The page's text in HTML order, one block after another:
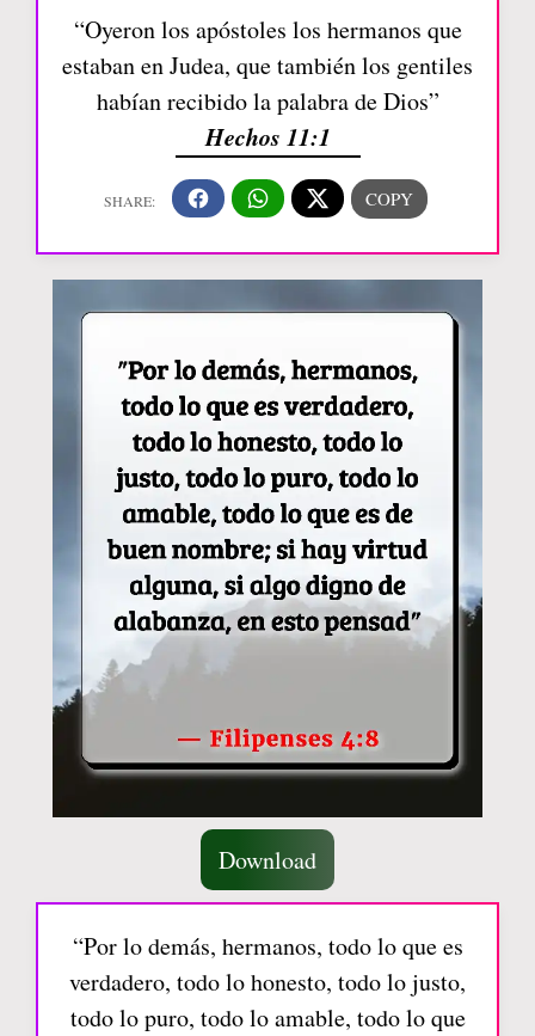
“Oyeron los apóstoles los hermanos que
estaban en Judea, que también los gentiles
habían recibido la palabra de Dios”
Hechos 11:1
Download
“Por lo demás, hermanos, todo lo que es
verdadero, todo lo honesto, todo lo justo,
todo lo puro, todo lo amable, todo lo que